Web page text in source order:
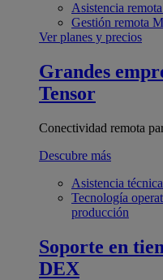
Asistencia remota
Gestión remota
Ver planes y precios
Grandes
Tensor
Conectividad remota
Descubre más
Asistencia
Tecnología
producción
Soporte en
DEX